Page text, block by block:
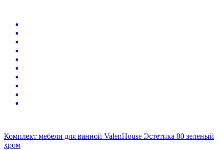
Комплект мебели для ванной ValenHouse Эстетика 80 зеленый
хром